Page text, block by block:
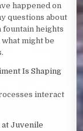
happened on
questions about
fountain heights
might be
Is Shaping
interact
at Juvenile